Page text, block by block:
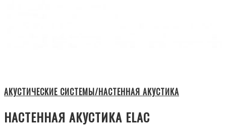
АКУСТИЧЕСКИЕ СИСТЕМЫ/НАСТЕННАЯ АКУСТИКА
НАСТЕННАЯ АКУСТИКА ELAC